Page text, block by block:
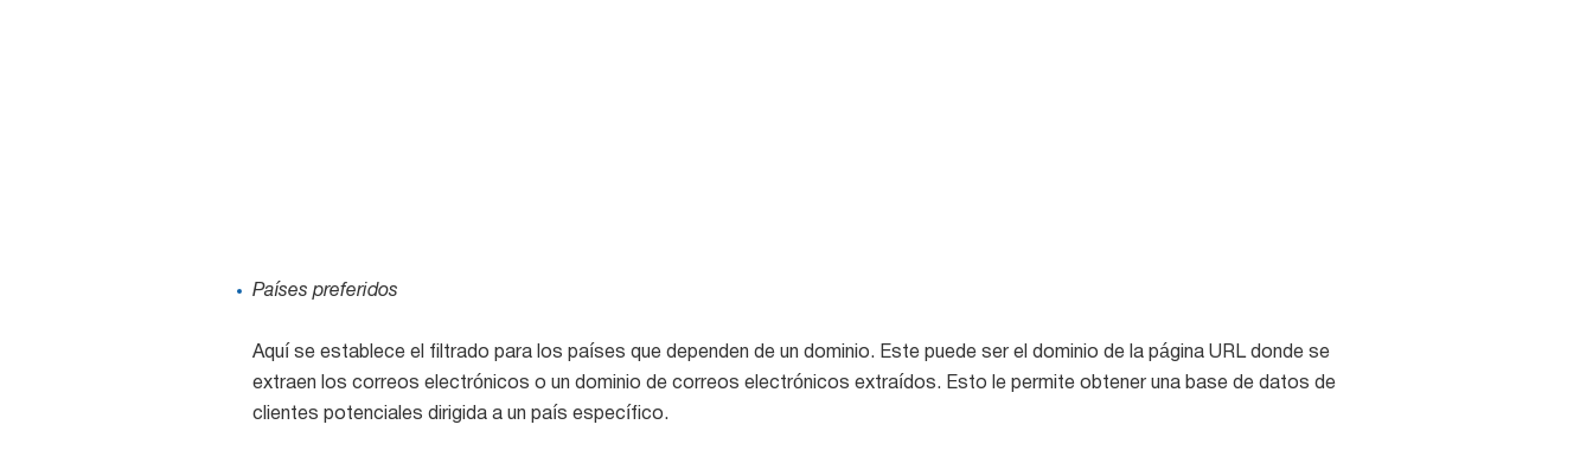
Países preferidos
Aquí se establece el filtrado para los países que dependen de un dominio. Este puede ser el dominio de la página URL donde se
extraen los correos electrónicos o un dominio de correos electrónicos extraídos. Esto le permite obtener una base de datos de
clientes potenciales dirigida a un país específico.